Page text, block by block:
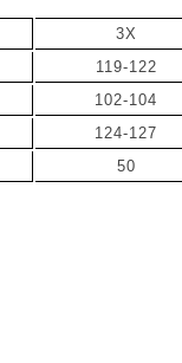
3X
119-122
102-104
124-127
50